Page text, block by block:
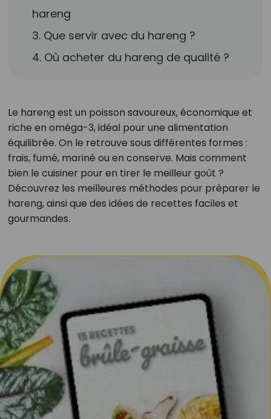
hareng
3. Que servir avec du hareng ?
4. Où acheter du hareng de qualité ?
Le hareng est un poisson savoureux, économique et
riche en oméga-3, idéal pour une alimentation
équilibrée. On le retrouve sous différentes formes :
frais, fumé, mariné ou en conserve. Mais comment
bien le cuisiner pour en tirer le meilleur goût ?
Découvrez les meilleures méthodes pour préparer le
hareng, ainsi que des idées de recettes faciles et
gourmandes.